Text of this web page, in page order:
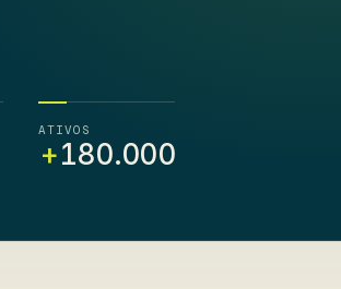
+180.000
ATIVOS